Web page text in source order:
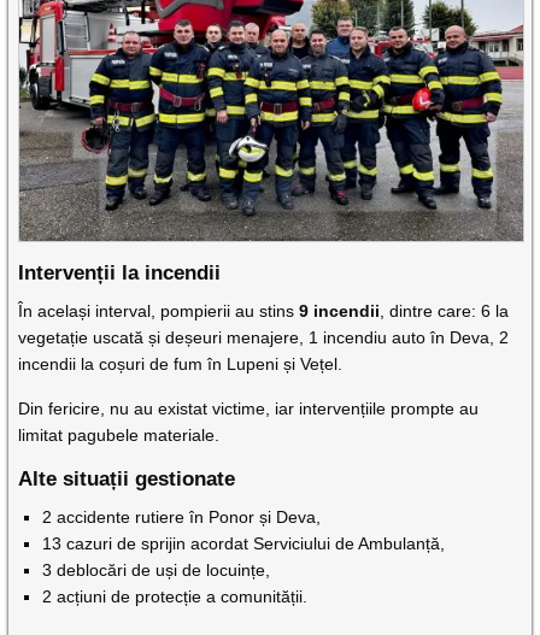
Intervenții la incendii
În același interval, pompierii au stins9 incendii , dintre care: 6 la
vegetație uscată și deșeuri menajere, 1 incendiu auto în Deva, 2
incendii la coșuri de fum în Lupeni și Vețel.
Din fericire, nu au existat victime, iar intervențiile prompte au
limitat pagubele materiale.
Alte situații gestionate
2 accidente rutiere în Ponor și Deva,
13 cazuri de sprijin acordat Serviciului de Ambulanță,
3 deblocări de uși de locuințe,
2 acțiuni de protecție a comunității.